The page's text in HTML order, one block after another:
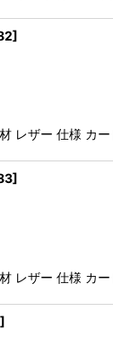
]
レザー 仕様
]
レザー 仕様
]